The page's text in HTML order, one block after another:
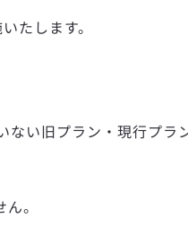
たします。
ない旧プラン・現行
。